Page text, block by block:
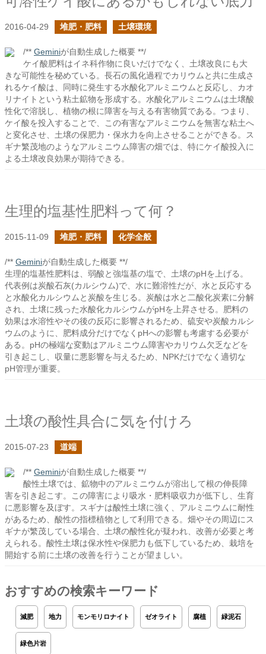
2016-04-29 堆肥・肥料 土壌環境
/** Geminiが自動生成した概要 **/
ケイ酸肥料はイネ科作物に良いだけでなく、土壌改良にも大
きな可能性を秘めている。長石の風化過程でカリウムと共に生成さ
れるケイ酸は、同時に発生する水酸化アルミニウムと反応し、カオ
リナイトという粘土鉱物を形成する。水酸化アルミニウムは土壌酸
性化で溶脱し、植物の根に障害を与える有害物質である。つまり、
ケイ酸を投入することで、この有害なアルミニウムを無害な粘土へ
と変化させ、土壌の保肥力・保水力を向上させることができる。ス
ギナ繁茂地のようなアルミニウム障害の畑では、特にケイ酸投入に
よる土壌改良効果が期待できる。
生理的塩基性肥料って何？
2015-11-09 堆肥・肥料 化学全般
/** Geminiが自動生成した概要 **/
生理的塩基性肥料は、弱酸と強塩基の塩で、土壌のpHを上げる。
代表例は炭酸石灰(カルシウム)で、水に難溶性だが、水と反応する
と水酸化カルシウムと炭酸を生じる。炭酸は水と二酸化炭素に分解
され、土壌に残った水酸化カルシウムがpHを上昇させる。肥料の
効果は水溶性やその後の反応に影響されるため、硫安や炭酸カルシ
ウムのように、肥料成分だけでなくpHへの影響も考慮する必要が
ある。pHの極端な変動はアルミニウム障害やカリウム欠乏などを
引き起こし、収量に悪影響を与えるため、NPKだけでなく適切な
pH管理が重要。
土壌の酸性具合に気を付けろ
2015-07-23 道端
/** Geminiが自動生成した概要 **/
酸性土壌では、鉱物中のアルミニウムが溶出して根の伸長障
害を引き起こす。この障害により吸水・肥料吸収力が低下し、生育
に悪影響を及ぼす。スギナは酸性土壌に強く、アルミニウムに耐性
があるため、酸性の指標植物として利用できる。畑やその周辺にス
ギナが繁茂している場合、土壌の酸性化が疑われ、改善が必要と考
えられる。酸性土壌は保水性や保肥力も低下しているため、栽培を
開始する前に土壌の改善を行うことが望ましい。
おすすめの検索キーワード
減肥 地力 モンモリロナイト ゼオライト 腐植 緑泥石
緑色片岩